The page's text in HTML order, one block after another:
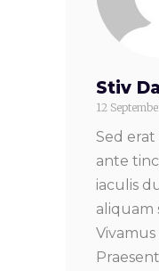
Stiv
12
Sed
ante
iaculis
aliquam